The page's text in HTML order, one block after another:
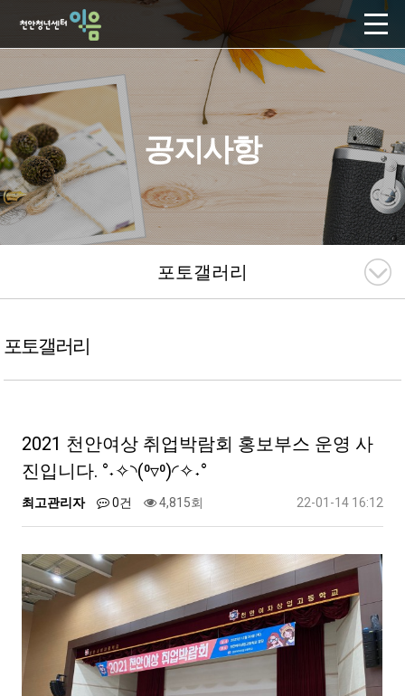
공지사항
포토갤러리
포토갤러리
2021 천안여상 취업박람회 홍보부스 운영 사
진입니다. °˖✧◝(⁰▿⁰)◜✧˖°
최고관리자 0건 4,815회 22-01-14 16:12
본문